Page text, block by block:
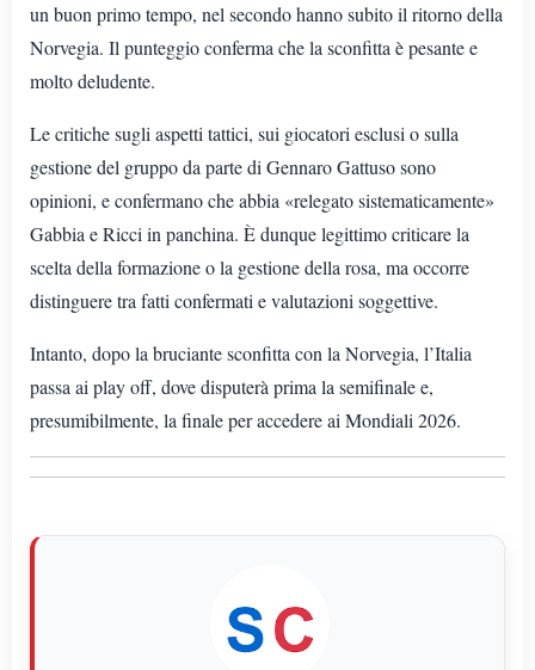
un buon primo tempo, nel secondo hanno subito il ritorno della
Norvegia. Il punteggio conferma che la sconfitta è pesante e
molto deludente.
Le critiche sugli aspetti tattici, sui giocatori esclusi o sulla
gestione del gruppo da parte di Gennaro Gattuso sono
opinioni, e confermano che abbia «relegato sistematicamente»
Gabbia e Ricci in panchina. È dunque legittimo criticare la
scelta della formazione o la gestione della rosa, ma occorre
distinguere tra fatti confermati e valutazioni soggettive.
Intanto, dopo la bruciante sconfitta con la Norvegia, l’Italia
passa ai play off, dove disputerà prima la semifinale e,
presumibilmente, la finale per accedere ai Mondiali 2026.